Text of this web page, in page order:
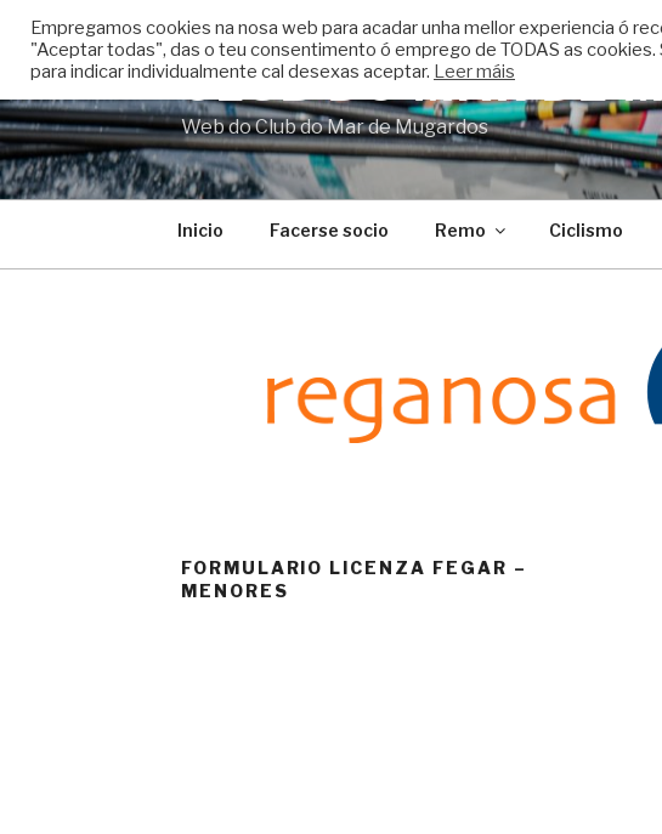
content
CLUB DO MAR DE
Web do Club do Mar de Mugardos
Inicio Facerse socio Remo Ciclismo
FORMULARIO LICENZA FEGAR –
MENORES
Empregamos cookies na nosa web para acadar unha mellor experiencia ó
"Aceptar todas", das o teu consentimento ó emprego de TODAS as
para indicar individualmente cal desexas aceptar. Leer máis